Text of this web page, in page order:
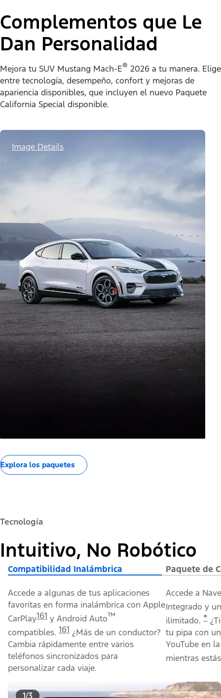
Complementos que Le
Dan Personalidad
Mejora tu SUV Mustang Mach-E® 2026 a tu manera. Elige
entre tecnología, desempeño, confort y mejoras de
apariencia disponibles, que incluyen el nuevo Paquete
California Special disponible.
Image Details
Explora los paquetes
Tecnología
Intuitivo, No Robótico
Compatibilidad Inalámbrica Paquete de
Accede a algunas de tus aplicaciones
favoritas en forma inalámbrica con Apple
CarPlay161 y Android Auto™
compatibles. 161 ¿Más de un conductor?
Cambia rápidamente entre varios
teléfonos sincronizados para
personalizar cada viaje.
Accede a
Integrado y
ilimitado. *
tu pipa con
YouTube en
mientras
1/3